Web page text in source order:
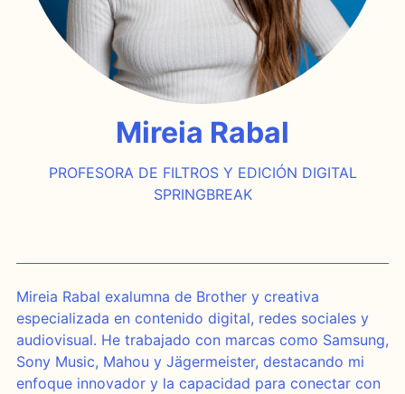
Mireia Rabal
PROFESORA DE FILTROS Y EDICIÓN DIGITAL
SPRINGBREAK
Mireia Rabal exalumna de Brother y creativa
especializada en contenido digital, redes sociales y
audiovisual. He trabajado con marcas como Samsung,
Sony Music, Mahou y Jägermeister, destacando mi
enfoque innovador y la capacidad para conectar con